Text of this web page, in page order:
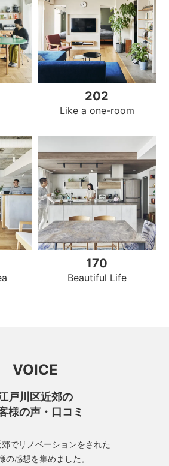
202
Like a one-room
170
Beautiful Life
VOICE
戸川区近郊の
様の声・口コミ
でリノベーションをされた
の感想を集めました。